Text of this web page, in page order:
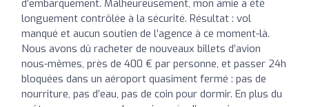
d’embarquement. Malheureusement, mon amie a été
longuement contrôlée à la sécurité. Résultat : vol
manqué et aucun soutien de l’agence à ce moment-là.
Nous avons dû racheter de nouveaux billets d’avion
nous-mêmes, près de 400 € par personne, et passer 24h
bloquées dans un aéroport quasiment fermé : pas de
nourriture, pas d’eau, pas de coin pour dormir. En plus du